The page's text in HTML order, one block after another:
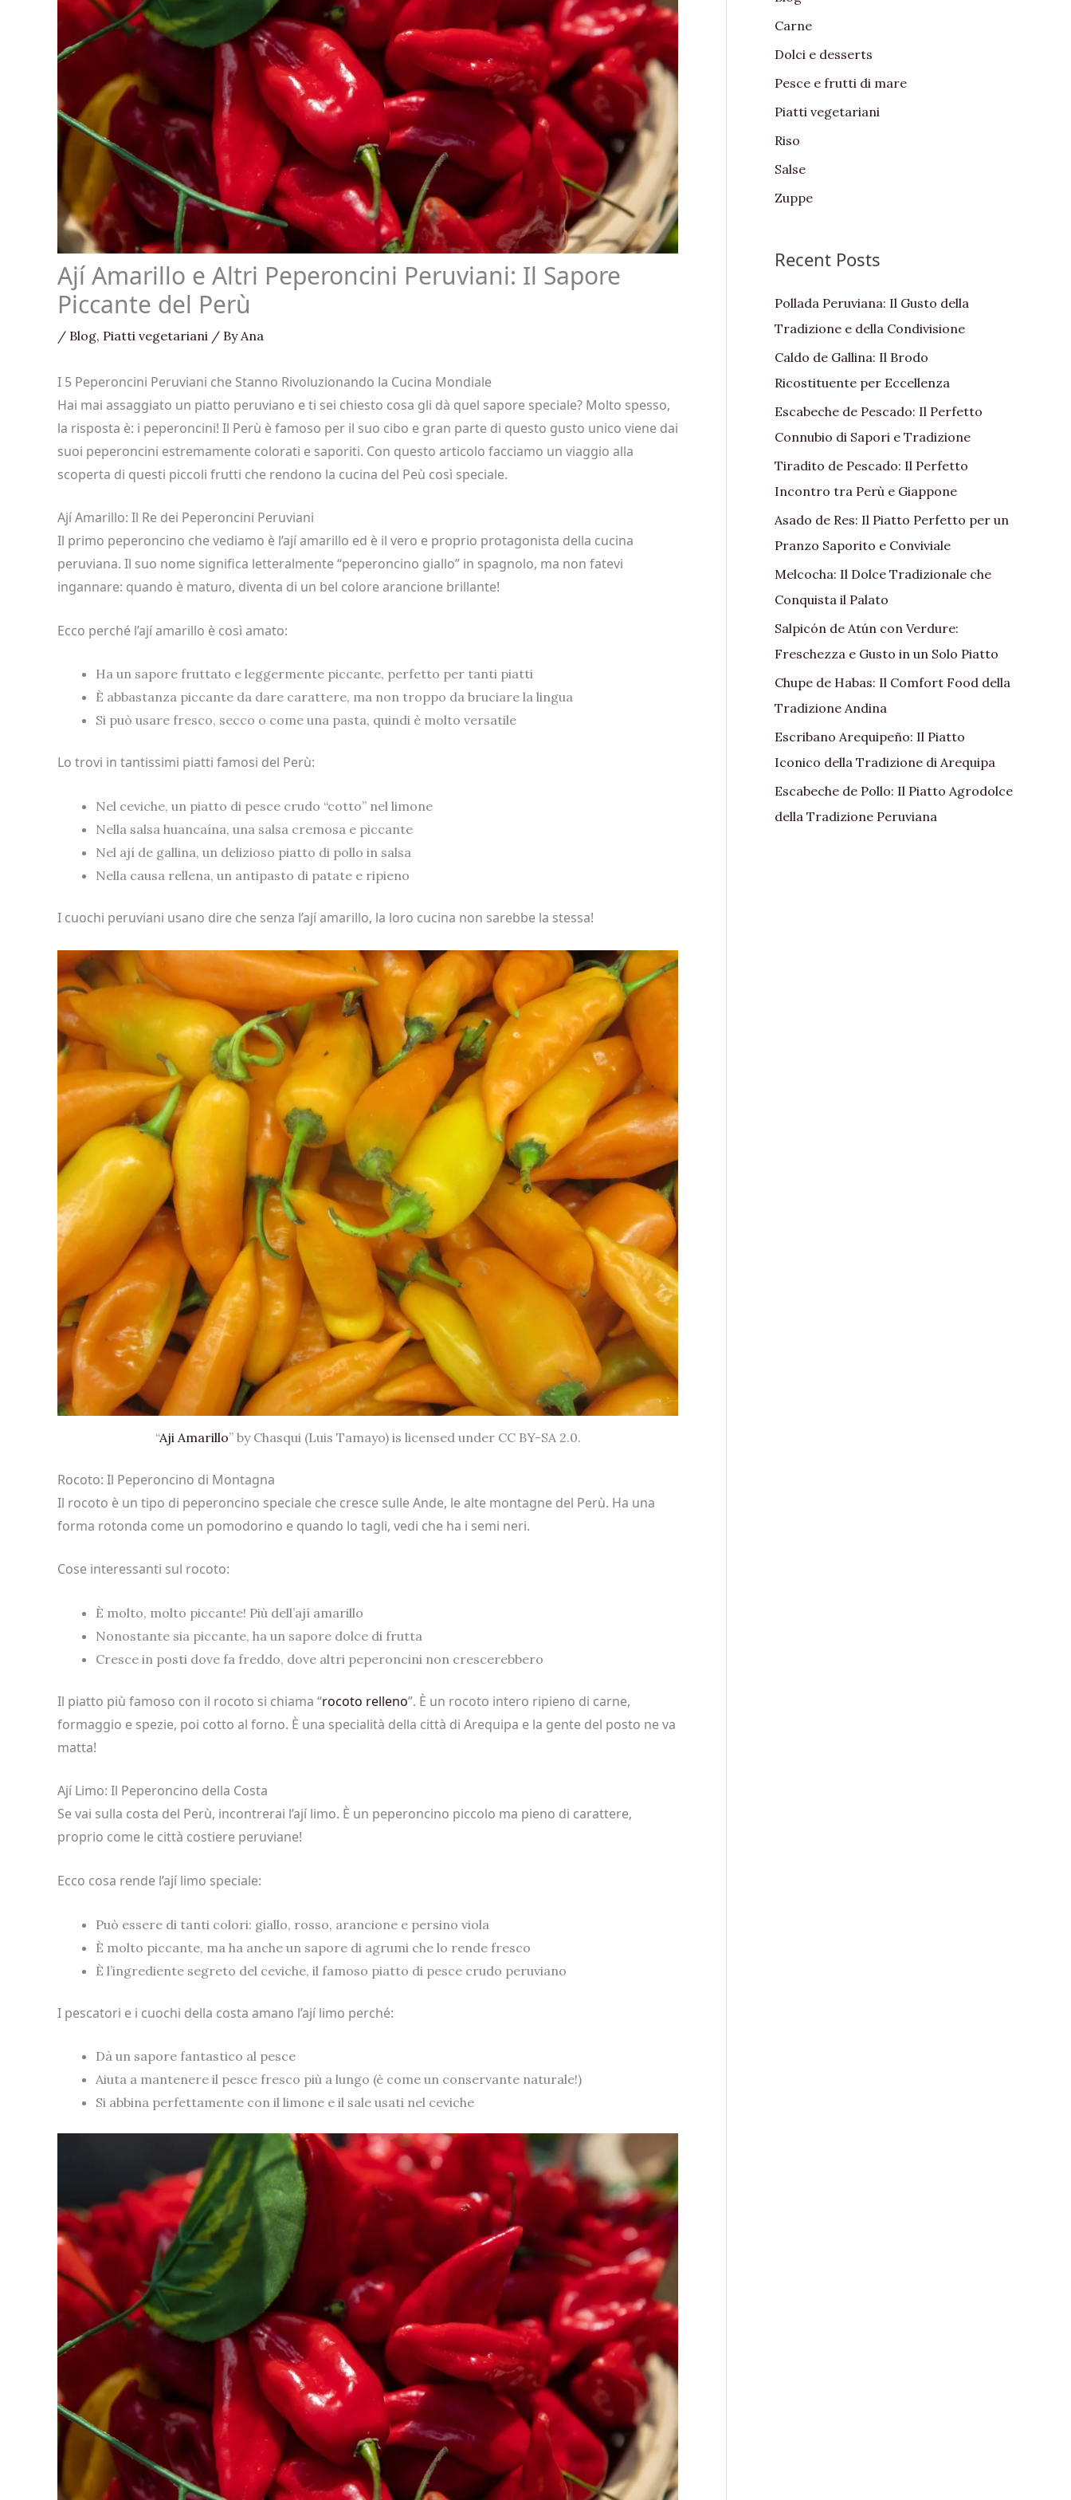
Ají Amarillo e Altri Peperoncini Peruviani: Il Sapore
Piccante del Perù
/ Blog, Piatti vegetariani / By Ana
I 5 Peperoncini Peruviani che Stanno Rivoluzionando la Cucina Mondiale
Hai mai assaggiato un piatto peruviano e ti sei chiesto cosa gli dà quel sapore speciale? Molto spesso,
la risposta è: i peperoncini! Il Perù è famoso per il suo cibo e gran parte di questo gusto unico viene dai
suoi peperoncini estremamente colorati e saporiti. Con questo articolo facciamo un viaggio alla
scoperta di questi piccoli frutti che rendono la cucina del Peù così speciale.
Ají Amarillo: Il Re dei Peperoncini Peruviani
Il primo peperoncino che vediamo è l’ají amarillo ed è il vero e proprio protagonista della cucina
peruviana. Il suo nome significa letteralmente “peperoncino giallo” in spagnolo, ma non fatevi
ingannare: quando è maturo, diventa di un bel colore arancione brillante!
Ecco perché l’ají amarillo è così amato:
Ha un sapore fruttato e leggermente piccante, perfetto per tanti piatti
È abbastanza piccante da dare carattere, ma non troppo da bruciare la lingua
Si può usare fresco, secco o come una pasta, quindi è molto versatile
Lo trovi in tantissimi piatti famosi del Perù:
Nel ceviche, un piatto di pesce crudo “cotto” nel limone
Nella salsa huancaína, una salsa cremosa e piccante
Nel ají de gallina, un delizioso piatto di pollo in salsa
Nella causa rellena, un antipasto di patate e ripieno
I cuochi peruviani usano dire che senza l’ají amarillo, la loro cucina non sarebbe la stessa!
“Aji Amarillo” by Chasqui (Luis Tamayo) is licensed under CC BY-SA 2.0.
Rocoto: Il Peperoncino di Montagna
Il rocoto è un tipo di peperoncino speciale che cresce sulle Ande, le alte montagne del Perù. Ha una
forma rotonda come un pomodorino e quando lo tagli, vedi che ha i semi neri.
Cose interessanti sul rocoto:
È molto, molto piccante! Più dell’ají amarillo
Nonostante sia piccante, ha un sapore dolce di frutta
Cresce in posti dove fa freddo, dove altri peperoncini non crescerebbero
Il piatto più famoso con il rocoto si chiama “rocoto relleno”. È un rocoto intero ripieno di carne,
formaggio e spezie, poi cotto al forno. È una specialità della città di Arequipa e la gente del posto ne va
matta!
Ají Limo: Il Peperoncino della Costa
Se vai sulla costa del Perù, incontrerai l’ají limo. È un peperoncino piccolo ma pieno di carattere,
proprio come le città costiere peruviane!
Ecco cosa rende l’ají limo speciale:
Può essere di tanti colori: giallo, rosso, arancione e persino viola
È molto piccante, ma ha anche un sapore di agrumi che lo rende fresco
È l’ingrediente segreto del ceviche, il famoso piatto di pesce crudo peruviano
I pescatori e i cuochi della costa amano l’ají limo perché:
Dà un sapore fantastico al pesce
Aiuta a mantenere il pesce fresco più a lungo (è come un conservante naturale!)
Si abbina perfettamente con il limone e il sale usati nel ceviche
f
o
r
:
Carne
Dolci e desserts
Pesce e frutti di mare
Piatti vegetariani
Riso
Salse
Zuppe
Recent Posts
Pollada Peruviana: Il Gusto della
Tradizione e della Condivisione
Caldo de Gallina: Il Brodo
Ricostituente per Eccellenza
Escabeche de Pescado: Il Perfetto
Connubio di Sapori e Tradizione
Tiradito de Pescado: Il Perfetto
Incontro tra Perù e Giappone
Asado de Res: Il Piatto Perfetto per un
Pranzo Saporito e Conviviale
Melcocha: Il Dolce Tradizionale che
Conquista il Palato
Salpicón de Atún con Verdure:
Freschezza e Gusto in un Solo Piatto
Chupe de Habas: Il Comfort Food della
Tradizione Andina
Escribano Arequipeño: Il Piatto
Iconico della Tradizione di Arequipa
Escabeche de Pollo: Il Piatto Agrodolce
della Tradizione Peruviana